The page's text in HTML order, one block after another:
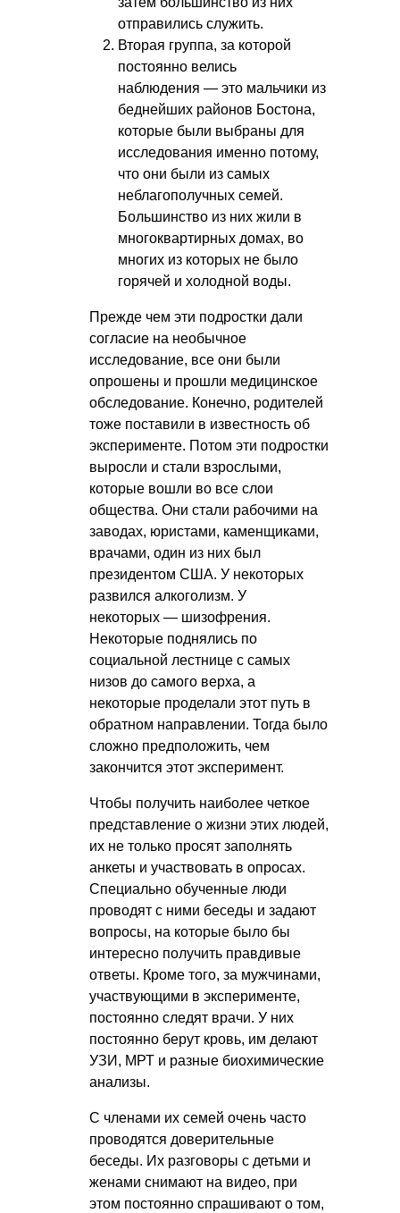
отправились служить.
Вторая группа, за которой
постоянно велись
наблюдения — это мальчики из
беднейших районов Бостона,
которые были выбраны для
исследования именно потому,
что они были из самых
неблагополучных семей.
Большинство из них жили в
многоквартирных домах, во
многих из которых не было
горячей и холодной воды.
Прежде чем эти подростки дали
согласие на необычное
исследование, все они были
опрошены и прошли медицинское
обследование. Конечно, родителей
тоже поставили в известность об
эксперименте. Потом эти подростки
выросли и стали взрослыми,
которые вошли во все слои
общества. Они стали рабочими на
заводах, юристами, каменщиками,
врачами, один из них был
президентом США. У некоторых
развился алкоголизм. У
некоторых — шизофрения.
Некоторые поднялись по
социальной лестнице с самых
низов до самого верха, а
некоторые проделали этот путь в
обратном направлении. Тогда было
сложно предположить, чем
закончится этот эксперимент.
Чтобы получить наиболее четкое
представление о жизни этих людей,
их не только просят заполнять
анкеты и участвовать в опросах.
Специально обученные люди
проводят с ними беседы и задают
вопросы, на которые было бы
интересно получить правдивые
ответы. Кроме того, за мужчинами,
участвующими в эксперименте,
постоянно следят врачи. У них
постоянно берут кровь, им делают
УЗИ, МРТ и разные биохимические
анализы.
С членами их семей очень часто
проводятся доверительные
беседы. Их разговоры с детьми и
женами снимают на видео, при
этом постоянно спрашивают о том,